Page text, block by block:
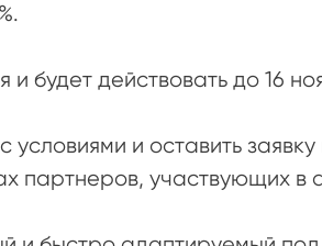
и будет действовать до 16
условиями и оставить
партнеров, участвующих в